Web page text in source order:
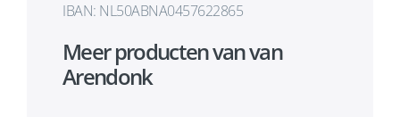
IBAN: NL50ABNA0457622865
Meer producten van van
Arendonk